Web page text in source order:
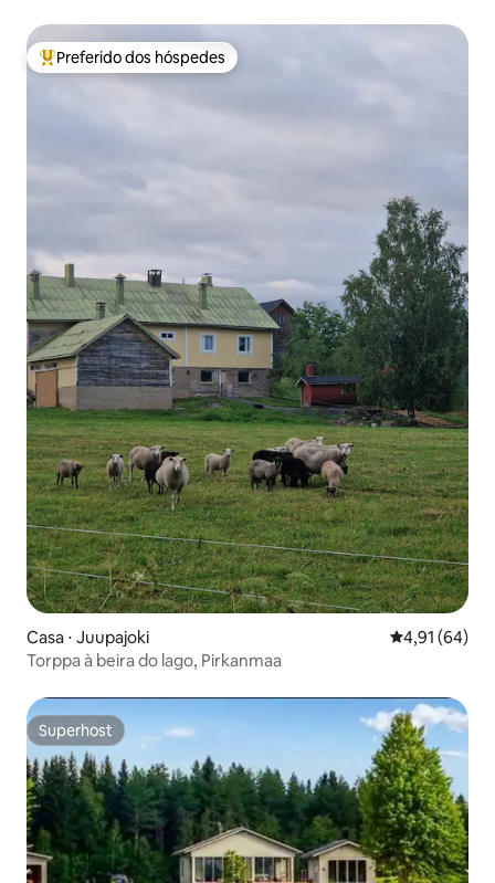
Entre os melhores preferidos dos hóspedes
Preferido dos hóspedes
Casa ⋅ Juupajoki 4,91 de uma
4,91 (64)
Torppa à beira do lago, Pirkanmaa
Superhost
Superhost